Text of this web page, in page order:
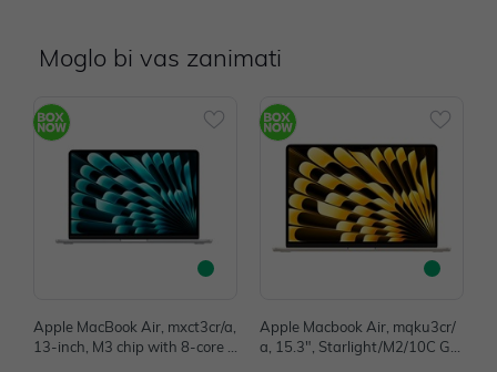
Moglo bi vas zanimati
Apple MacBook Air, mxct3cr/a,
13-inch, M3 chip with 8-core C
Apple Macbook Air, mqku3cr/
a, 15.3", Starlight/M2/10C GP